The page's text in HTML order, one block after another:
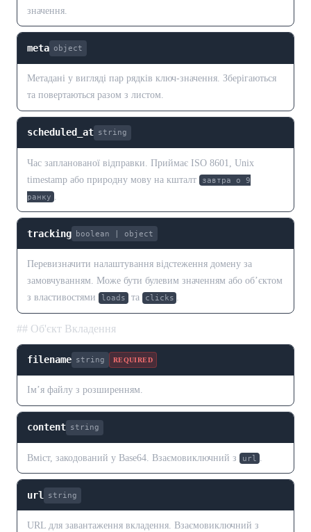
значення.
meta object
Метадані у вигляді пар рядків ключ-значення. Зберігаються
та повертаються разом з листом.
scheduled_at string
Час запланованої відправки. Приймає ISO 8601, Unix
timestamp або природну мову на кшталт завтра о 9
ранку
tracking boolean | object
Перевизначити налаштування відстеження домену за
замовчуванням. Може бути булевим значенням або об’єктом
з властивостями loads та clicks
## Об'єкт Вкладення
filename string REQUIRED
Ім’я файлу з розширенням.
content string
Вміст, закодований у Base64. Взаємовиключний з url .
url string
URL для завантаження вкладення. Взаємовиключний з